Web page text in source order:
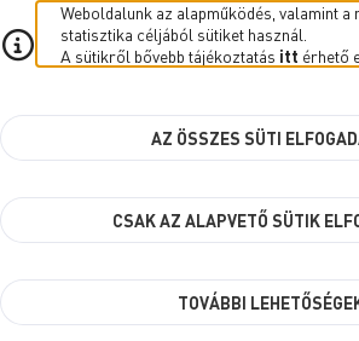
Weboldalunk az alapműködés, valamint a
statisztika céljából sütiket használ.
A sütikről bővebb tájékoztatás itt érhető
AZ ÖSSZES SÜTI
CSAK AZ ALAPVETŐ SÜTIK
TOVÁBBI